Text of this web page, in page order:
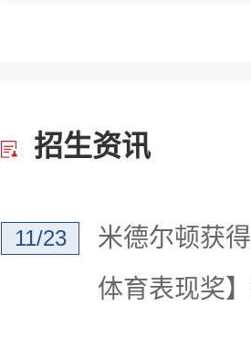
招生资讯
11/23
米德尔顿获
体育表现奖